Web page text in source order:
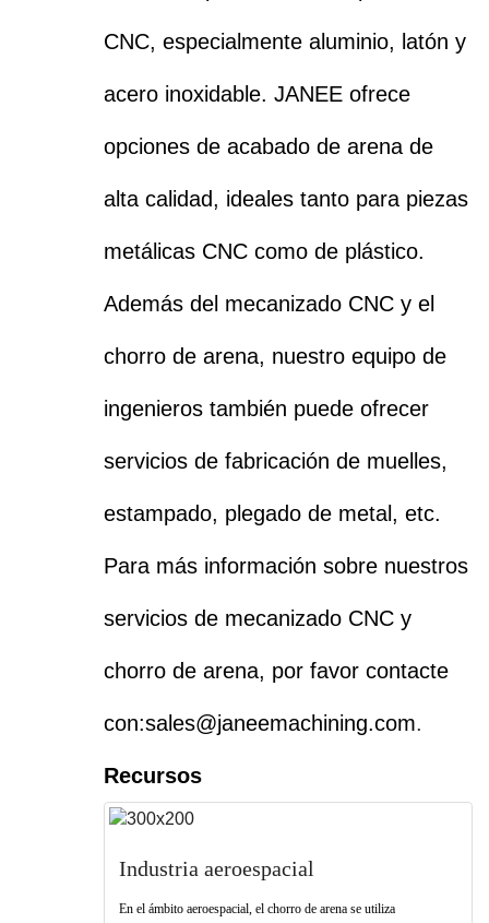
CNC, especialmente aluminio, latón y
acero inoxidable. JANEE ofrece
opciones de acabado de arena de
alta calidad, ideales tanto para piezas
metálicas CNC como de plástico.
Además del mecanizado CNC y el
chorro de arena, nuestro equipo de
ingenieros también puede ofrecer
servicios de fabricación de muelles,
estampado, plegado de metal, etc.
Para más información sobre nuestros
servicios de mecanizado CNC y
chorro de arena, por favor contacte
con:sales@janeemachining.com.
Recursos
Industria aeroespacial
En el ámbito aeroespacial, el chorro de arena se utiliza